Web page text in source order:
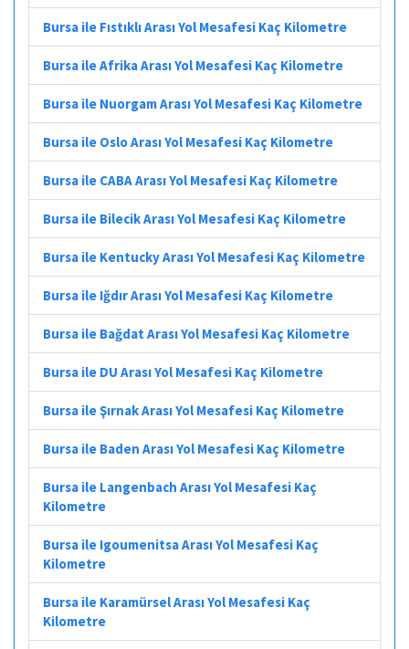
Bursa ile Fıstıklı Arası Yol Mesafesi Kaç Kilometre
Bursa ile Afrika Arası Yol Mesafesi Kaç Kilometre
Bursa ile Nuorgam Arası Yol Mesafesi Kaç Kilometre
Bursa ile Oslo Arası Yol Mesafesi Kaç Kilometre
Bursa ile CABA Arası Yol Mesafesi Kaç Kilometre
Bursa ile Bilecik Arası Yol Mesafesi Kaç Kilometre
Bursa ile Kentucky Arası Yol Mesafesi Kaç Kilometre
Bursa ile Iğdır Arası Yol Mesafesi Kaç Kilometre
Bursa ile Bağdat Arası Yol Mesafesi Kaç Kilometre
Bursa ile DU Arası Yol Mesafesi Kaç Kilometre
Bursa ile Şırnak Arası Yol Mesafesi Kaç Kilometre
Bursa ile Baden Arası Yol Mesafesi Kaç Kilometre
Bursa ile Langenbach Arası Yol Mesafesi Kaç
Kilometre
Bursa ile Igoumenitsa Arası Yol Mesafesi Kaç
Kilometre
Bursa ile Karamürsel Arası Yol Mesafesi Kaç
Kilometre